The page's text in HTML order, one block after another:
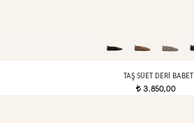
TAŞ SÜET DERI BABET
t3.850,00